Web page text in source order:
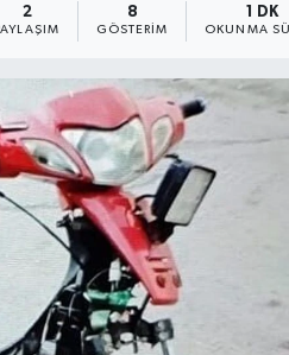
2 8
GÖSTERIM
1 DK
OKUNMA